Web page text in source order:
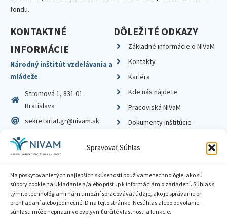
Spravovať Súhlas
Na poskytovanie tých najlepších skúseností používame technológie, ako sú
súbory cookie na ukladanie a/alebo prístup k informáciám o zariadení. Súhlas s
týmito technológiami nám umožní spracovávať údaje, ako je správanie pri
prehliadaní alebo jedinečné ID na tejto stránke. Nesúhlas alebo odvolanie
súhlasu môže nepriaznivo ovplyvniť určité vlastnosti a funkcie.
fondu.
KONTAKTNÉ
INFORMÁCIE
Národný inštitút vzdelávania a
mládeže
Stromová 1, 831 01
Bratislava
sekretariat.gr@nivam.sk
IČO: 00164348
DIČ: 2020798714
DÔLEŽITÉ ODKAZY
Základné informácie o NIVaM
Kontakty
Kariéra
Kde nás nájdete
Pracoviská NIVaM
Dokumenty inštitúcie
Zásady ochrany súkromia